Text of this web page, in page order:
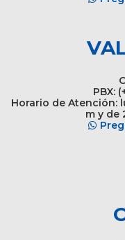
PBX:
Horario de Atención:
m y de